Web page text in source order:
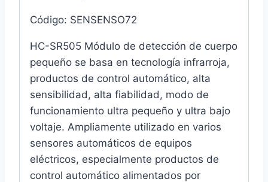
Código: SENSENSO72
HC-SR505 Módulo de detección de cuerpo
pequeño se basa en tecnología infrarroja,
productos de control automático, alta
sensibilidad, alta fiabilidad, modo de
funcionamiento ultra pequeño y ultra bajo
voltaje. Ampliamente utilizado en varios
sensores automáticos de equipos
eléctricos, especialmente productos de
control automático alimentados por